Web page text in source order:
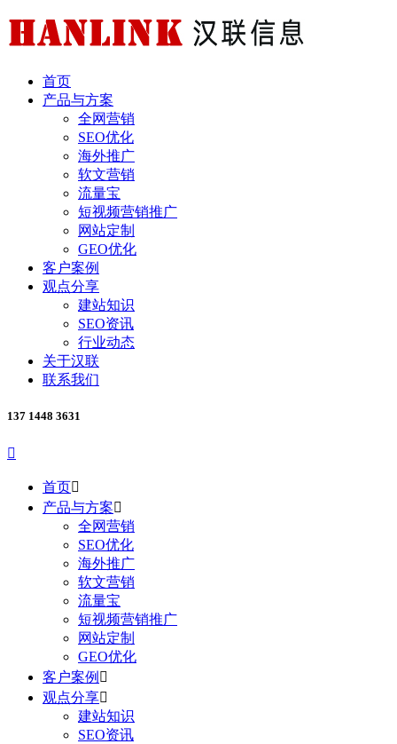
首页
产品与方案
全网营销
SEO优化
海外推广
软文营销
流量宝
短视频营销推广
网站定制
GEO优化
客户案例
观点分享
建站知识
SEO资讯
行业动态
关于汉联
联系我们
137 1448 3631

首页
产品与方案
全网营销
SEO优化
海外推广
软文营销
流量宝
短视频营销推广
网站定制
GEO优化
客户案例 
观点分享
建站知识
SEO资讯